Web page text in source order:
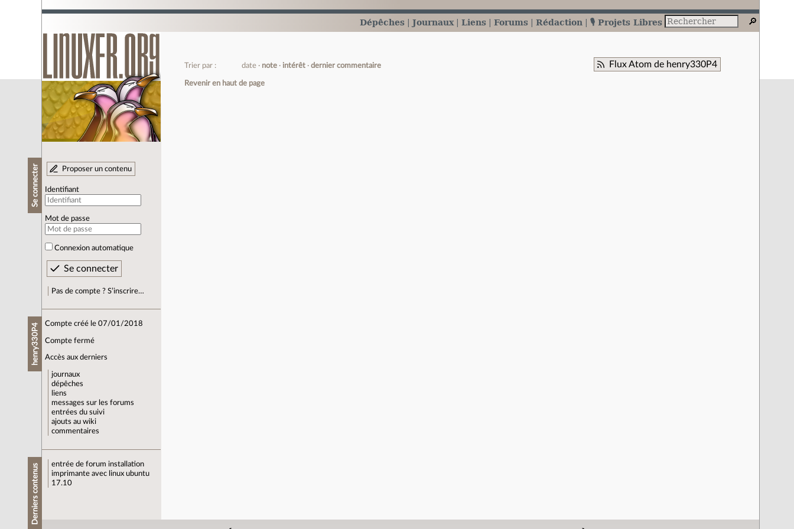
Dépêches Journaux Liens Forums Rédaction 🎙️ Projets Libres
Se connecter Proposer un contenu
Identifiant
Mot de passe
Connexion automatique
Pas de compte ? S’inscrire…
henry330P4 Compte créé le 07/01/2018
Compte fermé
Accès aux derniers
journaux
dépêches
liens
messages sur les forums
entrées du suivi
ajouts au wiki
commentaires
Derniers contenus entrée de forum installation
imprimante avec linux ubuntu
17.10
Flux Atom de henry330P4
Trier par : date note intérêt dernier commentaire
Revenir en haut de page